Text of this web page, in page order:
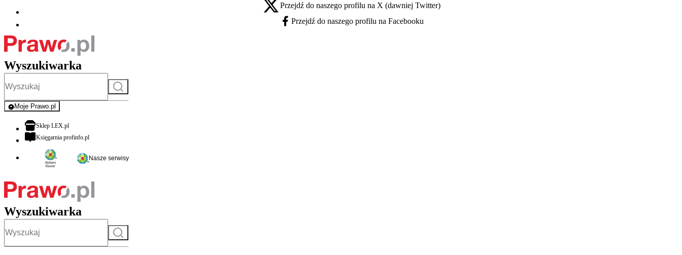
X - otwiera się w nowej karcie
Przejdź do naszego profilu na X (dawniej Twitter)
Facebook - otwiera się w nowej karcie
Przejdź do naszego profilu na Facebooku
Wyszukiwarka
Szukaj
Moje Prawo.pl
- rejestracja i logowanie do serwisu
Sklep LEX.plotwiera się w nowej karcie
Księgarnia profinfo.plotwiera się w nowej karcie
Nasze serwisy
Wyszukiwarka
Szukaj